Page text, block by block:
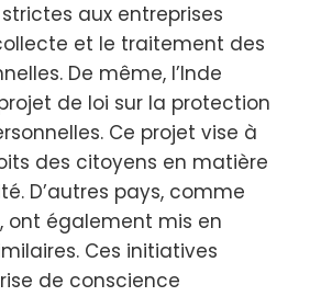
aux entreprises
et le traitement des
De même, l’Inde
de loi sur la protection
Ce projet vise à
des citoyens en matière
D’autres pays, comme
ont également mis en
Ces initiatives
de conscience